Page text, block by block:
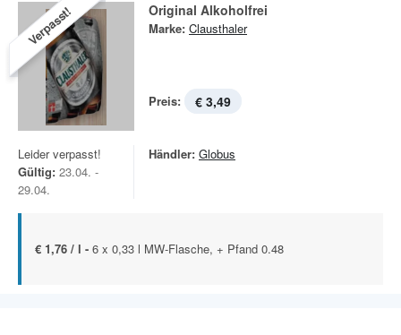
Verpasst! Original Alkoholfrei
Marke: Clausthaler
Preis: € 3,49
Leider verpasst!
Gültig: 23.04. -
29.04.
Händler: Globus
€ 1,76 / l - 6 x 0,33 l MW-Flasche, + Pfand 0.48